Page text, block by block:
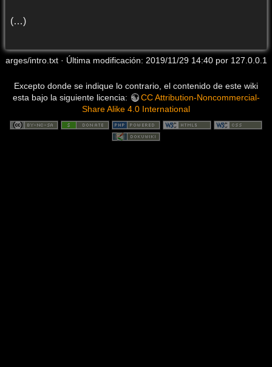
(…)
arges/intro.txt · Última modificación: 2019/11/29 14:40 por 127.0.0.1
Excepto donde se indique lo contrario, el contenido de este wiki
esta bajo la siguiente licencia:
CC Attribution-Noncommercial-
Share Alike 4.0 International